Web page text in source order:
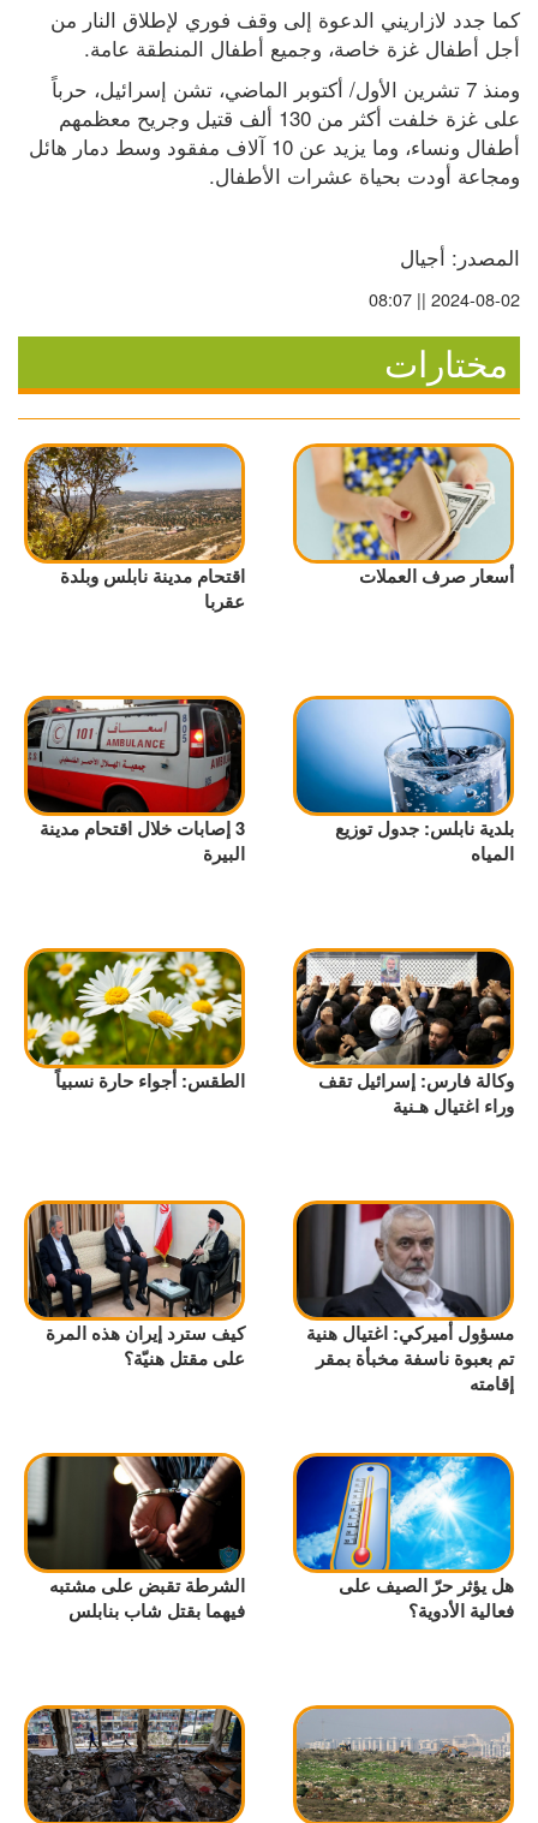
أجل أطفال غزة خاصة، وجميع أطفال المنطقة عامة.
ومنذ 7 تشرين الأول/ أكتوبر الماضي، تشن إسرائيل، حرباً
ومجاعة أودت بحياة عشرات الأطفال.
المصدر: أجيال
2024-08-02 || 08:07
مختارات
أسعار صرف العملات
اقتحام مدينة نابلس وبلدة
عقربا
بلدية نابلس: جدول توزيع
المياه
3 إصابات خلال اقتحام مدينة
البيرة
وكالة فارس: إسرائيل تقف
وراء اغتيال هـنية
الطقس: أجواء حارة نسبياً
مسؤول أميركي: اغتيال هنية
تم بعبوة ناسفة مخبأة بمقر
إقامته
كيف سترد إيران هذه المرة
على مقتل هنيّة؟
هل يؤثر حرّ الصيف على
فعالية الأدوية؟
الشرطة تقبض على مشتبه
فيهما بقتل شاب بنابلس